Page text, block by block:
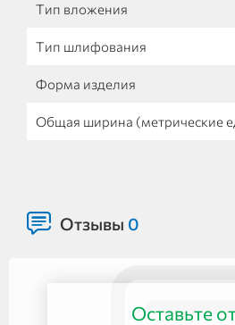
Тип вложения
Тип шлифования
Форма изделия
Общая ширина (метрические
Отзывы 0
Оставьте